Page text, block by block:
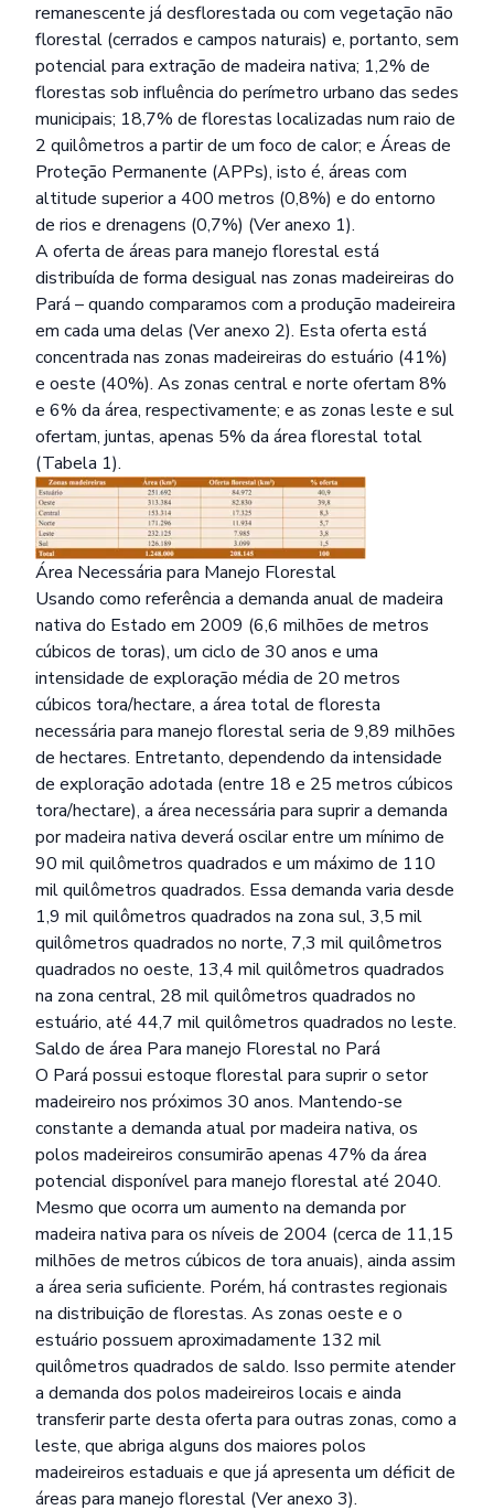
remanescente já desflorestada ou com vegetação não
florestal (cerrados e campos naturais) e, portanto, sem
potencial para extração de madeira nativa; 1,2% de
florestas sob influência do perímetro urbano das sedes
municipais; 18,7% de florestas localizadas num raio de
2 quilômetros a partir de um foco de calor; e Áreas de
Proteção Permanente (APPs), isto é, áreas com
altitude superior a 400 metros (0,8%) e do entorno
de rios e drenagens (0,7%) (Ver anexo 1).
A oferta de áreas para manejo florestal está
distribuída de forma desigual nas zonas madeireiras do
Pará – quando comparamos com a produção madeireira
em cada uma delas (Ver anexo 2). Esta oferta está
concentrada nas zonas madeireiras do estuário (41%)
e oeste (40%). As zonas central e norte ofertam 8%
e 6% da área, respectivamente; e as zonas leste e sul
ofertam, juntas, apenas 5% da área florestal total
(Tabela 1).
Área Necessária para Manejo Florestal
Usando como referência a demanda anual de madeira
nativa do Estado em 2009 (6,6 milhões de metros
cúbicos de toras), um ciclo de 30 anos e uma
intensidade de exploração média de 20 metros
cúbicos tora/hectare, a área total de floresta
necessária para manejo florestal seria de 9,89 milhões
de hectares. Entretanto, dependendo da intensidade
de exploração adotada (entre 18 e 25 metros cúbicos
tora/hectare), a área necessária para suprir a demanda
por madeira nativa deverá oscilar entre um mínimo de
90 mil quilômetros quadrados e um máximo de 110
mil quilômetros quadrados. Essa demanda varia desde
1,9 mil quilômetros quadrados na zona sul, 3,5 mil
quilômetros quadrados no norte, 7,3 mil quilômetros
quadrados no oeste, 13,4 mil quilômetros quadrados
na zona central, 28 mil quilômetros quadrados no
estuário, até 44,7 mil quilômetros quadrados no leste.
Saldo de área Para manejo Florestal no Pará
O Pará possui estoque florestal para suprir o setor
madeireiro nos próximos 30 anos. Mantendo-se
constante a demanda atual por madeira nativa, os
polos madeireiros consumirão apenas 47% da área
potencial disponível para manejo florestal até 2040.
Mesmo que ocorra um aumento na demanda por
madeira nativa para os níveis de 2004 (cerca de 11,15
milhões de metros cúbicos de tora anuais), ainda assim
a área seria suficiente. Porém, há contrastes regionais
na distribuição de florestas. As zonas oeste e o
estuário possuem aproximadamente 132 mil
quilômetros quadrados de saldo. Isso permite atender
a demanda dos polos madeireiros locais e ainda
transferir parte desta oferta para outras zonas, como a
leste, que abriga alguns dos maiores polos
madeireiros estaduais e que já apresenta um déficit de
áreas para manejo florestal (Ver anexo 3).